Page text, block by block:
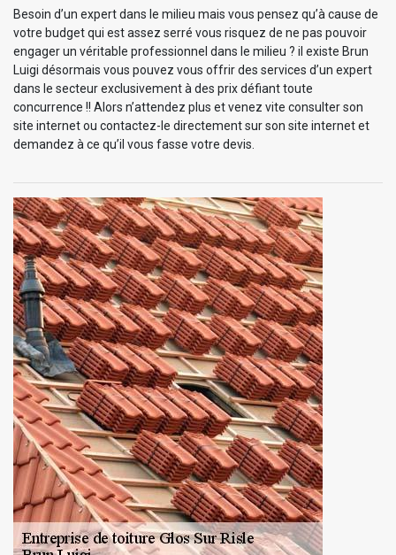
Besoin d’un expert dans le milieu mais vous pensez qu’à cause de
votre budget qui est assez serré vous risquez de ne pas pouvoir
engager un véritable professionnel dans le milieu ? il existe Brun
Luigi désormais vous pouvez vous offrir des services d’un expert
dans le secteur exclusivement à des prix défiant toute
concurrence !! Alors n’attendez plus et venez vite consulter son
site internet ou contactez-le directement sur son site internet et
demandez à ce qu’il vous fasse votre devis.